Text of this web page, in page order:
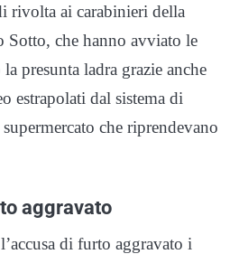
rivolta ai carabinieri della
Sotto, che hanno avviato le
presunta ladra grazie anche
estrapolati dal sistema di
che riprendevano
aggravato
di furto aggravato i